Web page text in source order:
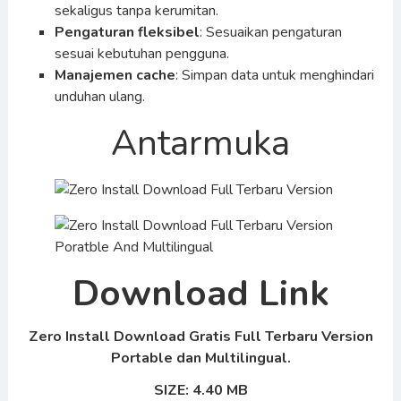
sekaligus tanpa kerumitan.
Pengaturan fleksibel: Sesuaikan pengaturan
sesuai kebutuhan pengguna.
Manajemen cache: Simpan data untuk menghindari
unduhan ulang.
Antarmuka
Download Link
Zero Install Download Gratis Full Terbaru Version
Portable dan Multilingual.
SIZE: 4.40 MB